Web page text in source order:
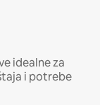
idealne za
i potrebe